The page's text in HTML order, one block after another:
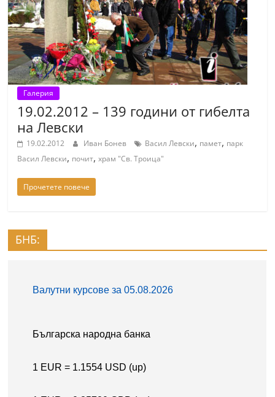
Галерия
19.02.2012 – 139 години от гибелта
на Левски
19.02.2012 Иван Бонев Васил Левски, памет, парк
Васил Левски, почит,храм "Св. Троица"
Прочетете повече
БНБ: